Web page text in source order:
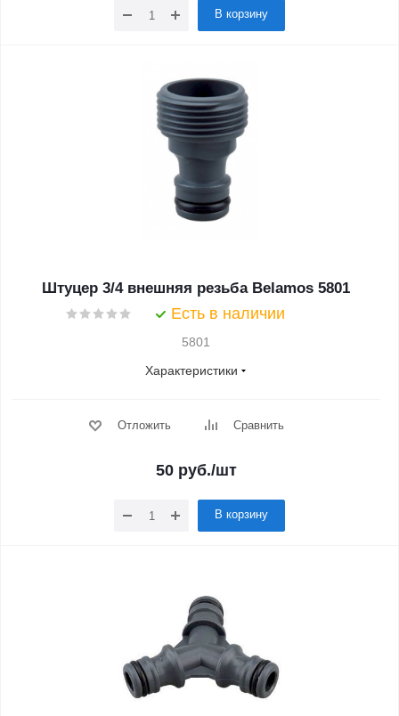
В корзину
Штуцер 3/4 внешняя резьба Belamos 5801
Есть в наличии
5801
Характеристики
Отложить Сравнить
50 руб./шт
В корзину